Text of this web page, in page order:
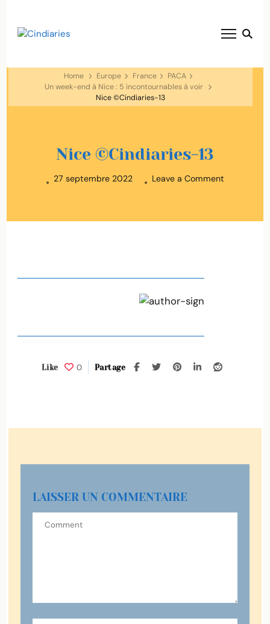
Home Europe France
PACA
Un week-end à Nice : 5 incontournables à voir
Nice ©Cindiaries-13
Nice ©Cindiaries-13
27 septembre 2022 Leave a Commenton
0
Like Partage
LAISSER UN COMMENTAIRE